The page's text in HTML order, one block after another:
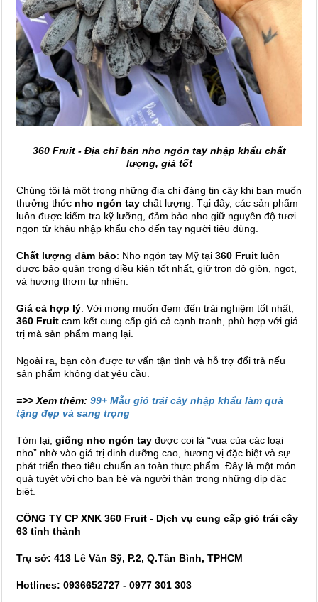
360 Fruit - Địa chỉ bán nho ngón tay nhập khẩu chất
lượng, giá tốt
Chúng tôi là một trong những địa chỉ đáng tin cậy khi bạn muốn
thưởng thức nho ngón tay chất lượng. Tại đây, các sản phẩm
luôn được kiểm tra kỹ lưỡng, đảm bảo nho giữ nguyên độ tươi
ngon từ khâu nhập khẩu cho đến tay người tiêu dùng.
Chất lượng đảm bảo: Nho ngón tay Mỹ tại 360 Fruit luôn
được bảo quản trong điều kiện tốt nhất, giữ trọn độ giòn, ngọt,
và hương thơm tự nhiên.
Giá cả hợp lý: Với mong muốn đem đến trải nghiệm tốt nhất,
360 Fruit cam kết cung cấp giá cả cạnh tranh, phù hợp với giá
trị mà sản phẩm mang lại.
Ngoài ra, bạn còn được tư vấn tận tình và hỗ trợ đổi trả nếu
sản phẩm không đạt yêu cầu.
=>> Xem thêm: 99+ Mẫu giỏ trái cây nhập khẩu làm quà
tặng đẹp và sang trọng
Tóm lại, giống nho ngón tay được coi là “vua của các loại
nho” nhờ vào giá trị dinh dưỡng cao, hương vị đặc biệt và sự
phát triển theo tiêu chuẩn an toàn thực phẩm. Đây là một món
quà tuyệt vời cho bạn bè và người thân trong những dịp đặc
biệt.
CÔNG TY CP XNK 360 Fruit - Dịch vụ cung cấp giỏ trái cây
63 tỉnh thành
Trụ sở: 413 Lê Văn Sỹ, P.2, Q.Tân Bình, TPHCM
Hotlines: 0936652727 - 0977 301 303